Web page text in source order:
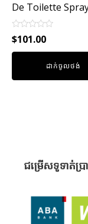
De Toilette
Rated
0
out
$101.00
ដាក់ចូលថង់
ជម្រើសទូទាត់ប្រ